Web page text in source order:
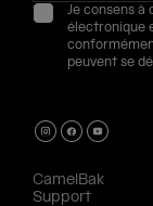
Je consens à
électronique
peuvent se
CamelBak
Support